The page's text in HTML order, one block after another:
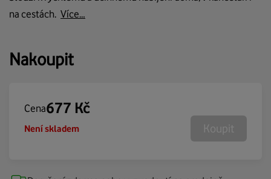
na cestách. Více…
Nakoupit
Cena677 Kč
Není skladem Koupit